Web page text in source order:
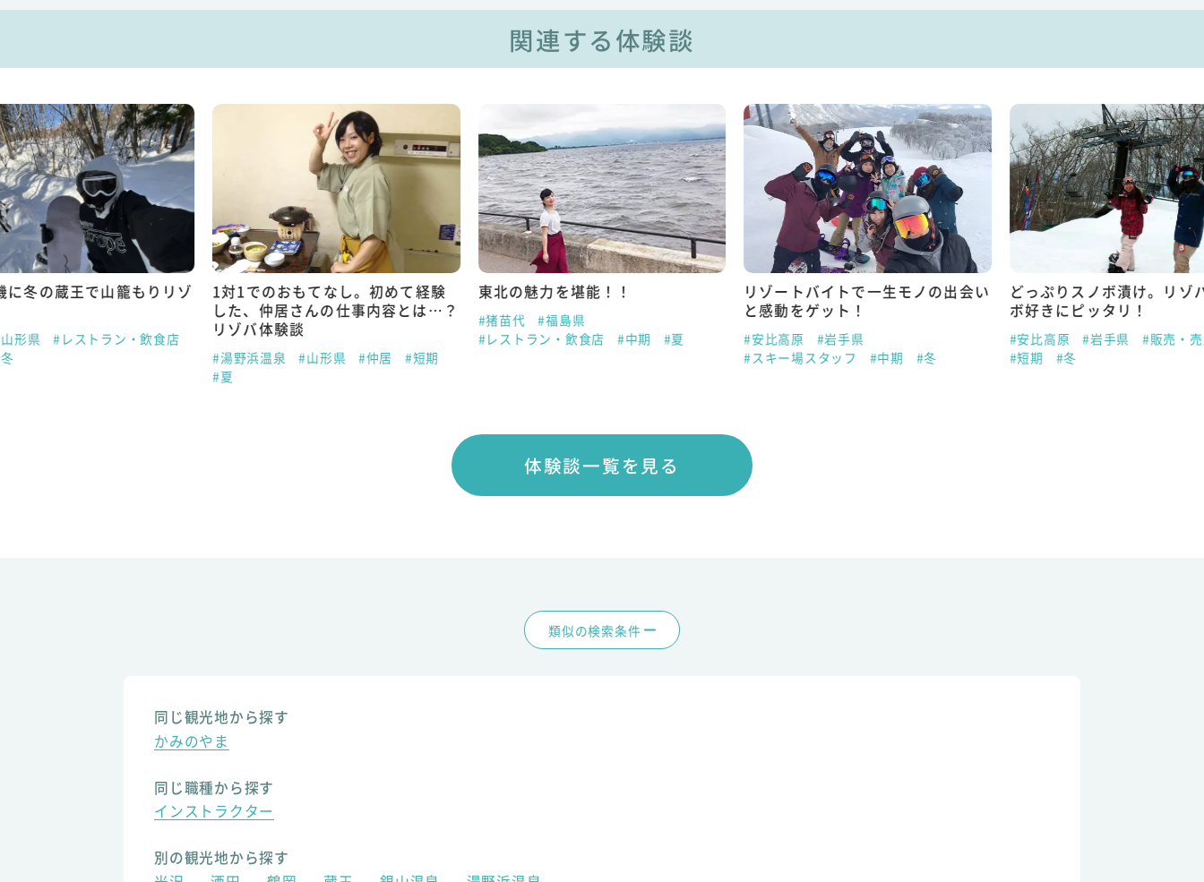
関連する体験談
に冬の蔵王で山籠もりリゾ
形県
#レストラン・飲食店
1対1でのおもてなし。初めて経験
した、仲居さんの仕事内容とは…？
リゾバ体験談
#湯野浜温泉 #山形県 #仲居
#短期
#夏
東北の魅力を堪能！！
#猪苗代
#福島県
#レストラン・飲食店
#中期 #夏
リゾートバイトで一生モノの出会い
と感動をゲット！
#安比高原
#岩手県
#スキー場スタッフ
#中期 #冬
どっぷりスノボ漬け。リゾ
ボ好きにピッタリ！
#安比高原 #岩手県
#販売・
#短期
#冬
体験談一覧を見る
類似の検索条件
同じ観光地から探す
かみのやま
同じ職種から探す
インストラクター
別の観光地から探す